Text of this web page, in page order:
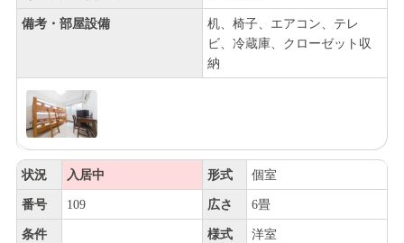
備考・部屋設備
机、椅子、エアコン、テレ
ビ、冷蔵庫、クローゼット収
納
状況 入居中 形式 個室
番号 109 広さ 6畳
条件 様式 洋室